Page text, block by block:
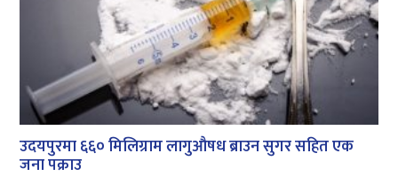
उदयपुरमा ६६० मिलिग्राम लागुऔषध ब्राउन सुगर सहित एक
जना पक्राउ